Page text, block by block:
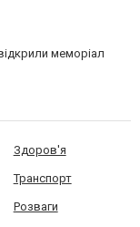
меморіал
Здоров'я
Транспорт
Розваги